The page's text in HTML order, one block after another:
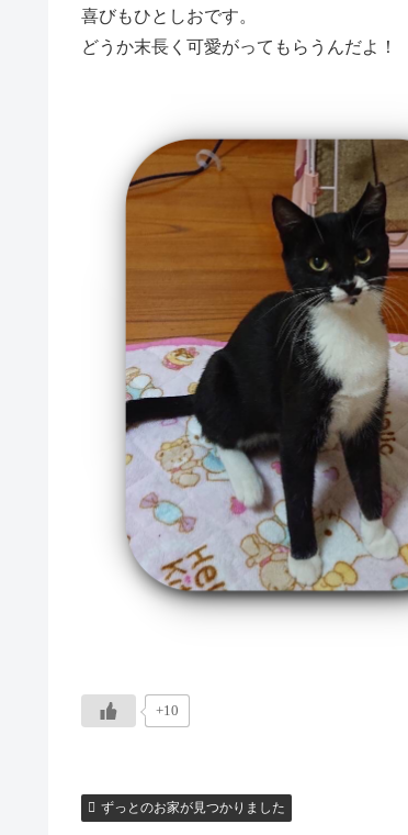
喜びもひとしおです。
どうか末長く可愛がってもらうんだよ！
+10
ずっとのお家が見つかりました